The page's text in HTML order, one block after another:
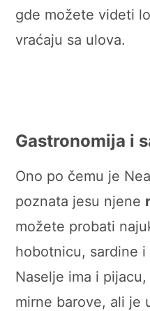
gde možete videti
vraćaju sa ulova.
Gastronomija i
Ono po čemu je
poznata jesu njene
možete probati
hobotnicu, sardine
Naselje ima i
mirne barove, ali je